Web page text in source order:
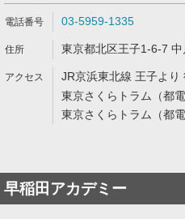
03-5959-1335
東京都北区王子1-6-7
JR京浜東北線 王子より
東京さくらトラム（都
東京さくらトラム（都
早稲田アカデミー